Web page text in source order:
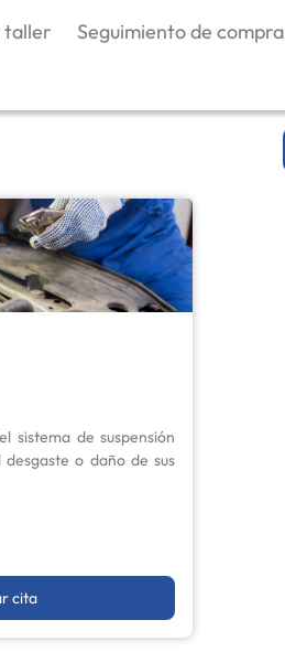
taller Seguimiento de compra
sistema de suspensión
o daño de sus
cita